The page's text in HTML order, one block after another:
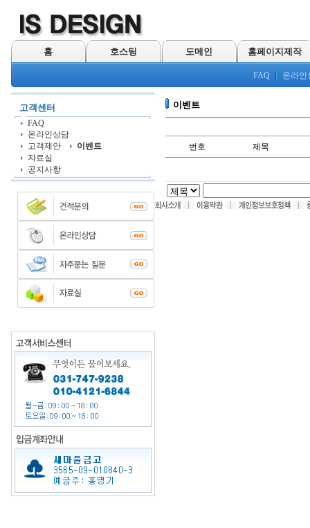
홈 호스팅 도메인 홈페이지제작
FAQ 온라인
고객센터
FAQ
온라인상담
고객제안
이벤트
자료실
공지사항
이벤트
번호 제목